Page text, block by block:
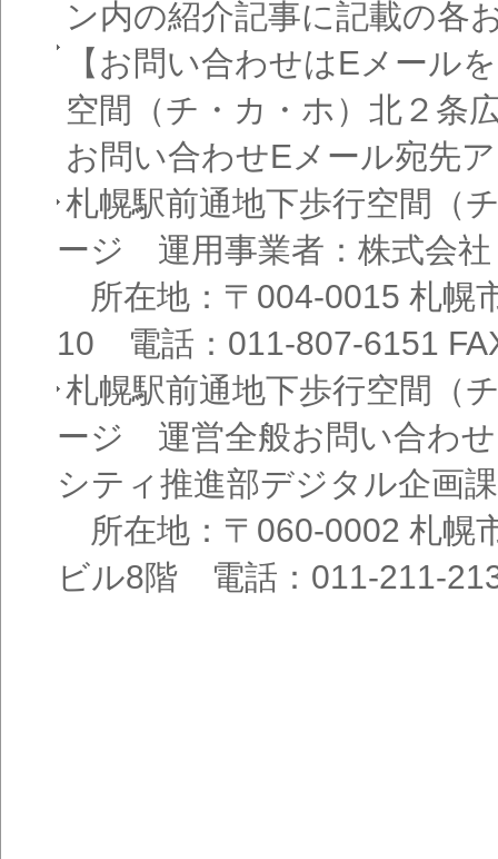
ン内の紹介記事に記載の各
【お問い合わせはEメール
空間（チ・カ・ホ）北２条
お問い合わせEメール宛先
札幌駅前通地下歩行空間（
ージ 運用事業者：株式会
所在地：〒004-0015 札幌
10 電話：011-807-6151
札幌駅前通地下歩行空間（
ージ 運営全般お問い合わ
シティ推進部デジタル企画課
所在地：〒060-0002 札幌
ビル8階 電話：011-211-